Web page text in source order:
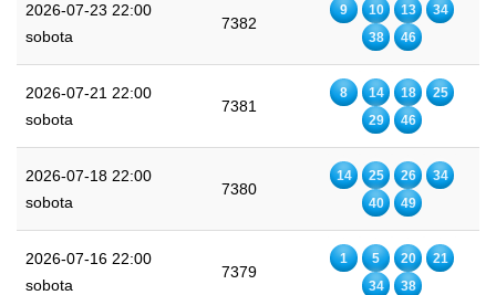
2026-07-23 22:00
sobota
7382
9 10 13
34
38
46
2026-07-21 22:00
sobota
7381
8 14 18
25
29
46
2026-07-18 22:00
sobota
7380
14 25 26
34
40
49
2026-07-16 22:00
sobota
7379
1 5 20
21
34
38